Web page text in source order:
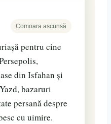
Comoara ascunsă
pentru cine
din Isfahan și
bazaruri
persană despre
cu uimire.